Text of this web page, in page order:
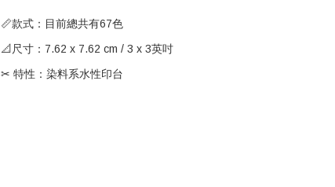
📏款式：目前總共有67色
📐尺寸：7.62 x 7.62 cm / 3 x 3英吋
✂ 特性：染料系水性印台